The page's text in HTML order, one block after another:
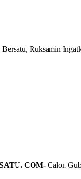
Ruksamin
COM- Calon